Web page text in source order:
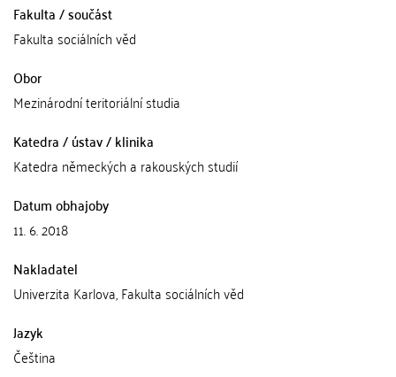
Fakulta / součást
Fakulta sociálních věd
Obor
Mezinárodní teritoriální studia
Katedra / ústav / klinika
Katedra německých a rakouských studií
Datum obhajoby
11. 6. 2018
Nakladatel
Univerzita Karlova, Fakulta sociálních věd
Jazyk
Čeština